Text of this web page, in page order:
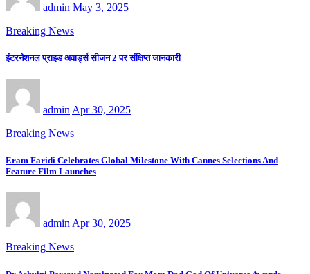
admin May 3, 2025
Breaking News
इंटरनेशनल प्राइड अवार्ड्स सीजन 2 पर संक्षिप्त जानकारी
admin Apr 30, 2025
Breaking News
Eram Faridi Celebrates Global Milestone With Cannes Selections And
Feature Film Launches
admin Apr 30, 2025
Breaking News